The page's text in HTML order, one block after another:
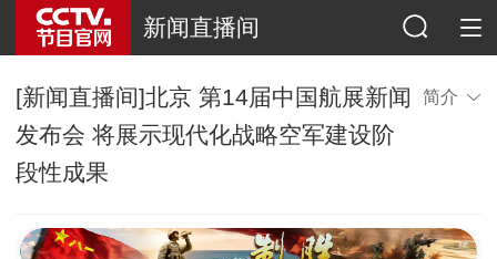
新闻直播间
[新闻直播间]北京 第14届中国航展新闻
发布会 将展示现代化战略空军建设阶
段性成果
简介